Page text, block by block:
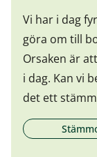
Vi har i dag
göra om till
Orsaken är
i dag. Kan vi
det ett